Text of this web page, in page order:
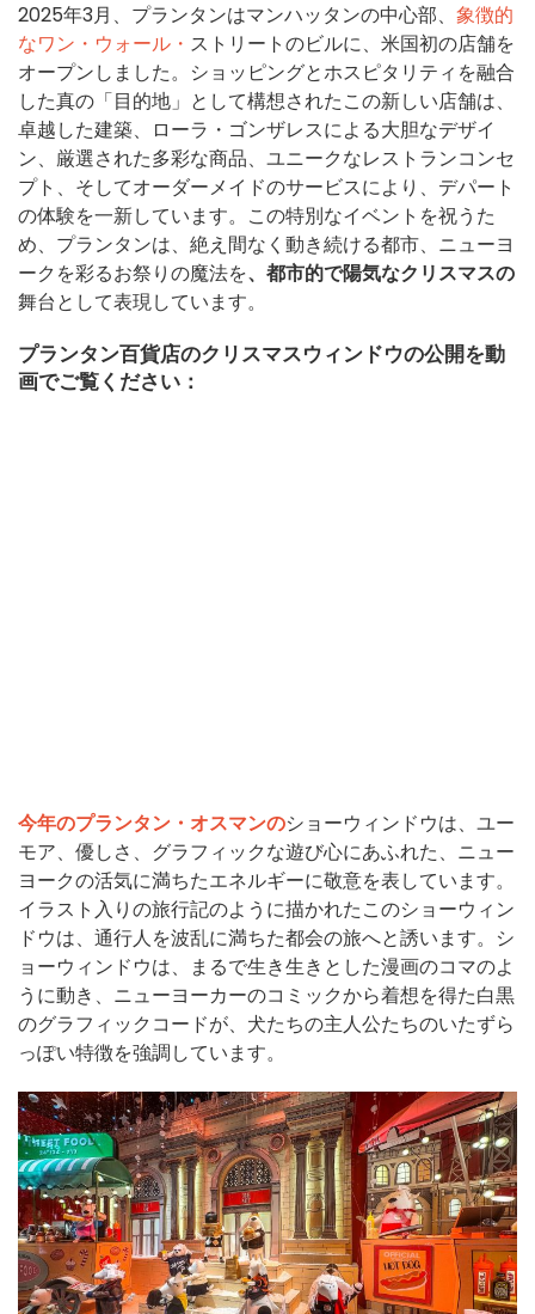
2025年3月、プランタンはマンハッタンの中心部、 象徴的
なワン・ウォール・ ストリートのビルに、米国初の店舗を
オープンしました。ショッピングとホスピタリティを融合
した真の「目的地」として構想されたこの新しい店舗は、
卓越した建築、ローラ・ゴンザレスによる大胆なデザイ
ン、厳選された多彩な商品、ユニークなレストランコンセ
プト、そしてオーダーメイドのサービスにより、デパート
の体験を一新しています。この特別なイベントを祝うた
め、プランタンは、絶え間なく動き続ける都市、ニューヨ
ークを彩るお祭りの魔法を、都市的で陽気なクリスマスの
舞台として表現しています。
プランタン百貨店のクリスマスウィンドウの公開を動
画でご覧ください：
今年のプランタン・オスマンのショーウィンドウは、ユー
モア、優しさ、グラフィックな遊び心にあふれた、ニュー
ヨークの活気に満ちたエネルギーに敬意を表しています。
イラスト入りの旅行記のように描かれたこのショーウィン
ドウは、通行人を波乱に満ちた都会の旅へと誘います。シ
ョーウィンドウは、まるで生き生きとした漫画のコマのよ
うに動き、ニューヨーカーのコミックから着想を得た白黒
のグラフィックコードが、犬たちの主人公たちのいたずら
っぽい特徴を強調しています。